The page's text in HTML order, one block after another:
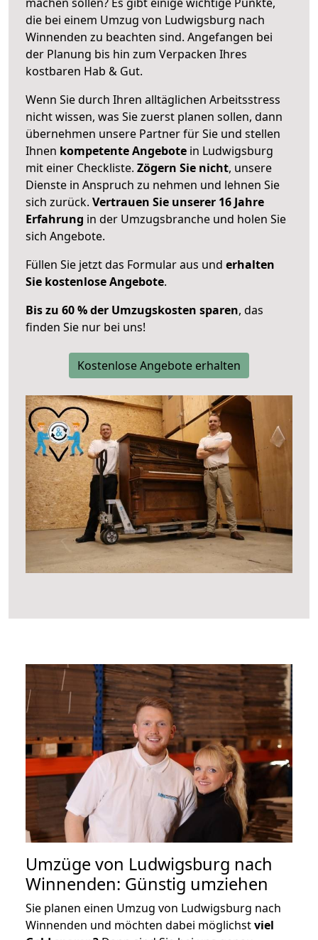
die bei einem Umzug von Ludwigsburg nach
Winnenden zu beachten sind. Angefangen bei
der Planung bis hin zum Verpacken Ihres
kostbaren Hab & Gut.
Wenn Sie durch Ihren alltäglichen Arbeitsstress
nicht wissen, was Sie zuerst planen sollen, dann
übernehmen unsere Partner für Sie und stellen
Ihnen kompetente Angebote in Ludwigsburg
mit einer Checkliste. Zögern Sie nicht, unsere
Dienste in Anspruch zu nehmen und lehnen Sie
sich zurück. Vertrauen Sie unserer 16 Jahre
Erfahrung in der Umzugsbranche und holen Sie
sich Angebote.
Füllen Sie jetzt das Formular aus und erhalten
Sie kostenlose Angebote.
Bis zu 60 % der Umzugskosten sparen, das
finden Sie nur bei uns!
Kostenlose Angebote erhalten
Umzüge von Ludwigsburg nach
Winnenden: Günstig umziehen
Sie planen einen Umzug von Ludwigsburg nach
Winnenden und möchten dabei möglichstviel